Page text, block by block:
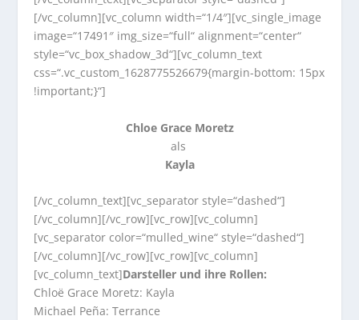
[/vc_column][vc_column width=“1/4″][vc_single_image
image=“17491″ img_size=“full“ alignment=“center“
style=“vc_box_shadow_3d“][vc_column_text
css=“.vc_custom_1628775526679{margin-bottom: 15px
!important;}“]
Chloe Grace Moretz
als
Kayla
[/vc_column_text][vc_separator style=“dashed“]
[/vc_column][/vc_row][vc_row][vc_column]
[vc_separator color=“mulled_wine“ style=“dashed“]
[/vc_column][/vc_row][vc_row][vc_column]
[vc_column_text]Darsteller und ihre Rollen:
Chloë Grace Moretz: Kayla
Michael Peña: Terrance